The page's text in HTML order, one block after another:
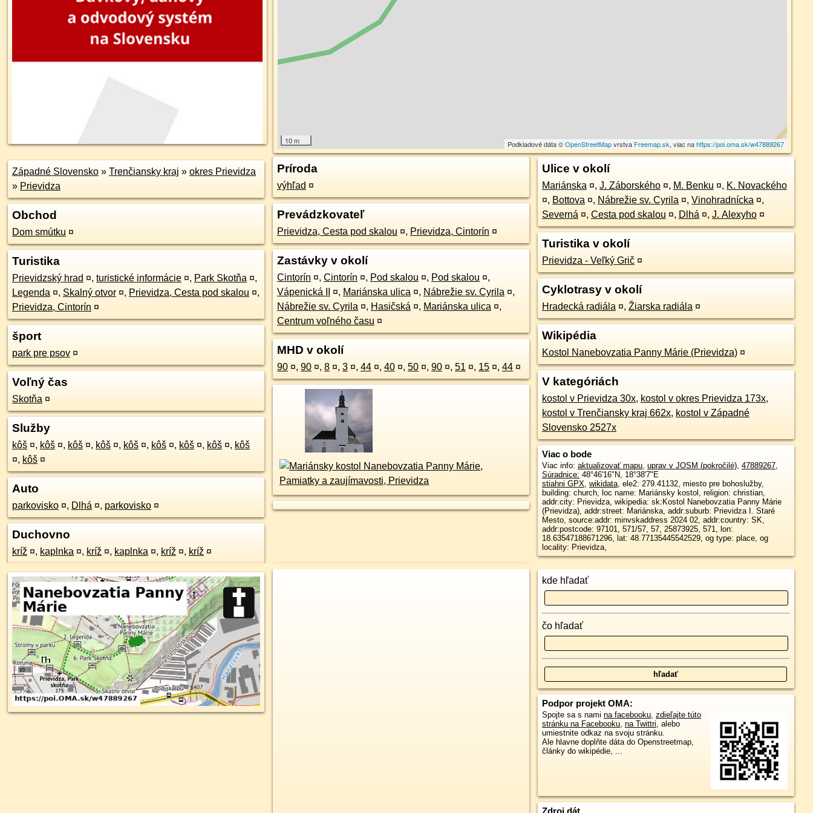
10 m Podkladové dáta ©OpenStreetMapvrstva Freemap.sk, viac nahttps://poi.oma.sk/w47889267
Západné Slovensko » Trenčiansky kraj » okres Prievidza
» Prievidza
Obchod
Dom smútku ¤
Turistika
Prievidzský hrad ¤, turistické informácie ¤, Park Skotňa ¤,
Legenda ¤, Skalný otvor ¤, Prievidza, Cesta pod skalou ¤,
Prievidza, Cintorín ¤
šport
park pre psov ¤
Voľný čas
Skotňa ¤
Služby
kôš ¤, kôš ¤, kôš ¤, kôš ¤, kôš ¤, kôš ¤, kôš ¤, kôš ¤, kôš
¤, kôš ¤
Auto
parkovisko ¤, Dlhá ¤, parkovisko ¤
Duchovno
kríž ¤, kaplnka ¤, kríž ¤, kaplnka ¤, kríž ¤, kríž ¤
Príroda
výhľad ¤
Prevádzkovateľ
Prievidza, Cesta pod skalou ¤, Prievidza, Cintorín ¤
Zastávky v okolí
Cintorín ¤, Cintorín ¤, Pod skalou ¤, Pod skalou ¤,
Vápenická II
¤, Mariánska ulica ¤, Nábrežie sv. Cyrila ¤,
Nábrežie sv. Cyrila ¤, Hasičská ¤, Mariánska ulica ¤,
Centrum voľného času ¤
MHD v okolí
90 ¤, 90 ¤, 8 ¤, 3 ¤, 44 ¤, 40 ¤, 50 ¤, 90 ¤, 51 ¤, 15 ¤, 44 ¤
Ulice v okolí
Mariánska ¤, J. Záborského ¤, M. Benku ¤, K. Novackého
¤, Bottova ¤, Nábrežie sv. Cyrila ¤, Vinohradnícka ¤,
Severná ¤, Cesta pod skalou ¤, Dlhá ¤, J. Alexyho ¤
Turistika v okolí
Prievidza - Veľký Grič ¤
Cyklotrasy v okolí
Hradecká radiála ¤, Žiarska radiála ¤
Wikipédia
Kostol Nanebovzatia Panny Márie (Prievidza) ¤
V kategóriách
kostol v Prievidza 30x, kostol v okres Prievidza 173x,
kostol v Trenčiansky kraj 662x, kostol v Západné
Slovensko 2527x
Viac o bode
Viac info: aktualizovať mapu, uprav v JOSM (pokročilé), 47889267,
Súradnice: 48°46'16"N, 18°38'7"E
stiahni GPX, wikidata, ele2: 279.41132, miesto pre bohoslužby,
building: church, loc name: Mariánsky kostol, religion: christian,
addr:city: Prievidza, wikipedia: sk:Kostol Nanebovzatia Panny Márie
(Prievidza), addr:street: Mariánska, addr:suburb: Prievidza I. Staré
Mesto, source:addr: minvskaddress 2024 02, addr:country: SK,
addr:postcode: 97101, 571/57, 57, 25873925, 571, lon:
18.63547188671296, lat: 48.77135445542529, og type: place, og
locality: Prievidza,
kde hľadať
čo hľadať
Podpor projekt OMA:
Spojte sa s nami na facebooku, zdieľajte túto
stránku na Facebooku, na Twittri, alebo
umiestnite odkaz na svoju stránku.
Ale hlavne doplňte dáta do Openstreetmap,
články do wikipédie, ...